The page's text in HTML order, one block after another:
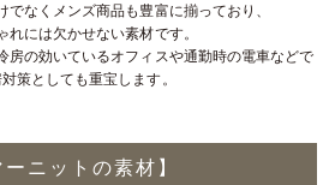
でなくメンズ商品も豊富に揃っており、
れには欠かせない素材です。
房の効いているオフィスや通勤時の電車などで
策としても重宝します。
ーニットの素材】